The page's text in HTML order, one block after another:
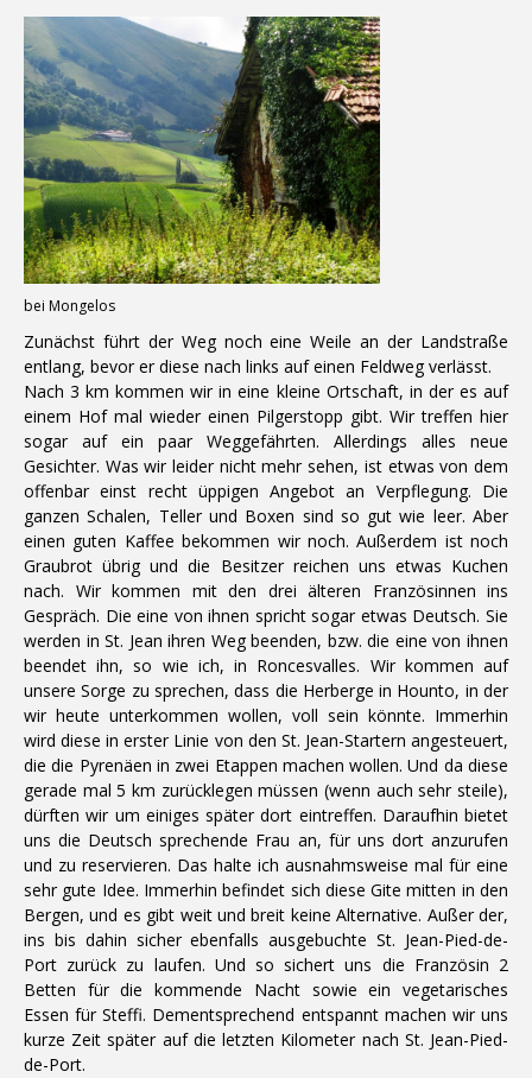
bei Mongelos
Zunächst führt der Weg noch eine Weile an der Landstraße
entlang, bevor er diese nach links auf einen Feldweg verlässt.
Nach 3 km kommen wir in eine kleine Ortschaft, in der es auf
einem Hof mal wieder einen Pilgerstopp gibt. Wir treffen hier
sogar auf ein paar Weggefährten. Allerdings alles neue
Gesichter. Was wir leider nicht mehr sehen, ist etwas von dem
offenbar einst recht üppigen Angebot an Verpflegung. Die
ganzen Schalen, Teller und Boxen sind so gut wie leer. Aber
einen guten Kaffee bekommen wir noch. Außerdem ist noch
Graubrot übrig und die Besitzer reichen uns etwas Kuchen
nach. Wir kommen mit den drei älteren Französinnen ins
Gespräch. Die eine von ihnen spricht sogar etwas Deutsch. Sie
werden in St. Jean ihren Weg beenden, bzw. die eine von ihnen
beendet ihn, so wie ich, in Roncesvalles. Wir kommen auf
unsere Sorge zu sprechen, dass die Herberge in Hounto, in der
wir heute unterkommen wollen, voll sein könnte. Immerhin
wird diese in erster Linie von den St. Jean-Startern angesteuert,
die die Pyrenäen in zwei Etappen machen wollen. Und da diese
gerade mal 5 km zurücklegen müssen (wenn auch sehr steile),
dürften wir um einiges später dort eintreffen. Daraufhin bietet
uns die Deutsch sprechende Frau an, für uns dort anzurufen
und zu reservieren. Das halte ich ausnahmsweise mal für eine
sehr gute Idee. Immerhin befindet sich diese Gite mitten in den
Bergen, und es gibt weit und breit keine Alternative. Außer der,
ins bis dahin sicher ebenfalls ausgebuchte St. Jean-Pied-de-
Port zurück zu laufen. Und so sichert uns die Französin 2
Betten für die kommende Nacht sowie ein vegetarisches
Essen für Steffi. Dementsprechend entspannt machen wir uns
kurze Zeit später auf die letzten Kilometer nach St. Jean-Pied-
de-Port.